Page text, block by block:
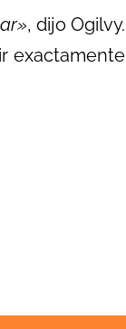
, dijo Ogilvy.
exactamente